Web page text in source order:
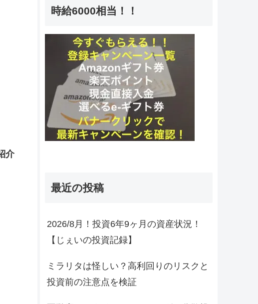
介
時給6000相当！！
最近の投稿
2026/8月！投資6年9ヶ月の資産状況！
【じぇいの投資記録】
ミラリタは怪しい？高利回りのリスクと
投資前の注意点を検証